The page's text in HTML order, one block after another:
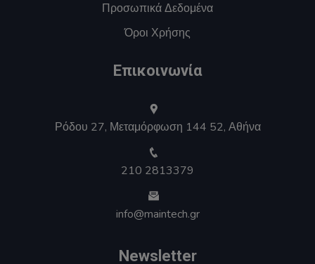
Προσωπικά Δεδομένα
Όροι Χρήσης
Επικοινωνία
Ρόδου 27, Μεταμόρφωση 144 52, Αθήνα
210 2813379
info@maintech.gr
Newsletter